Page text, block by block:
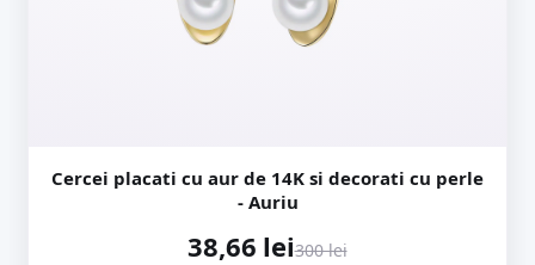
Cercei placati cu aur de 14K si decorati cu perle
- Auriu
38,66 lei300 lei